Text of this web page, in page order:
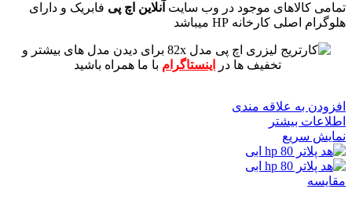
تمامی کالاهای موجود در وب سایت آنلاین اچ پی فابریک و دارای
هلوگرام اصلی کارخانه HP میباشد
برای دیدن مدل های بیشتر و
تخفیف ها در
اینستاگرام با ما همراه باشید
افزودن به علاقه مندی
اطلاعات بیشتر
نمایش سریع
مقايسه